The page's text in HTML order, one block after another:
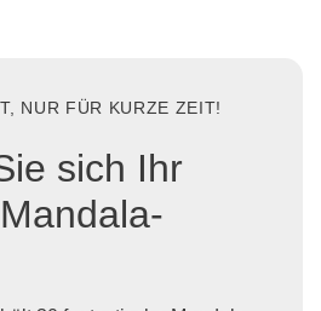
NUR FÜR KURZE ZEIT!
sich Ihr